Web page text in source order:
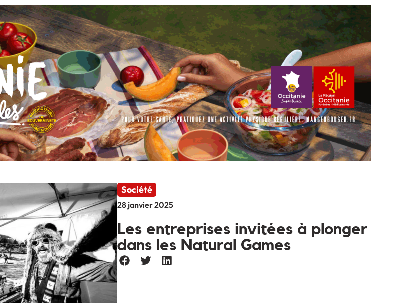
Société
28 janvier 2025
Les entreprises invitées à plonger
dans les Natural Games